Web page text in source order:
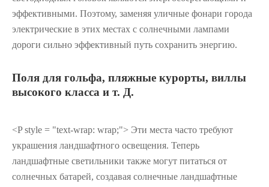
эффективными. Поэтому, заменяя уличные фонари города
электрические в этих местах с солнечными лампами
дороги сильно эффективный путь сохранить энергию.
Поля для гольфа, пляжные курорты, виллы
высокого класса и т. Д.
<P style = "text-wrap: wrap;"> Эти места часто требуют
украшения ландшафтного освещения. Теперь
ландшафтные светильники также могут питаться от
солнечных батарей, создавая солнечные ландшафтные